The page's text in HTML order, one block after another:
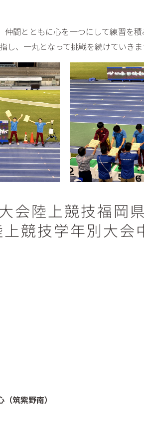
間とともに心を一つにして練習を積
、一丸となって挑戦を続けていきま
会陸上競技福岡
技学年別大会
筑紫野南）